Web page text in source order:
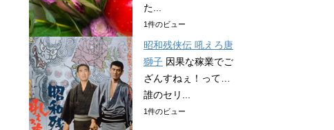
た...
1件のビュー
昭和残侠伝 吼えろ唐
獅子 因果な稼業でご
ざんすねぇ！って…
誰のセリ...
1件のビュー